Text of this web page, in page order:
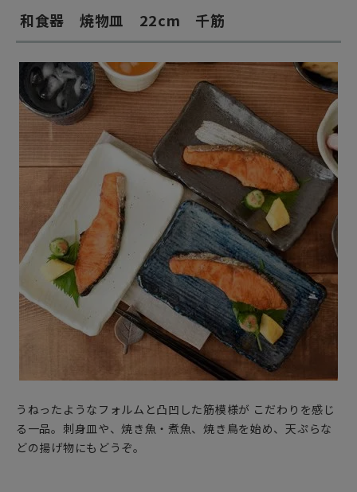
和食器 焼物皿 22cm 千筋
うねったようなフォルムと凸凹した筋模様が こだわりを感じ
る一品。刺身皿や、焼き魚・煮魚、焼き鳥を始め、天ぷらな
どの揚げ物にもどうぞ。